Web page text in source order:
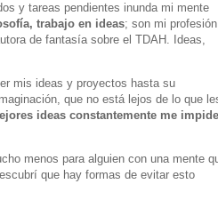
y tareas pendientes inunda mi mente
trabajo en ideas; son mi
de fantasía sobre el TDAH. Ideas,
mis ideas y proyectos hasta su
que no está lejos de lo que
ideas constantemente me impide
menos para alguien con una mente
que hay formas de evitar esto